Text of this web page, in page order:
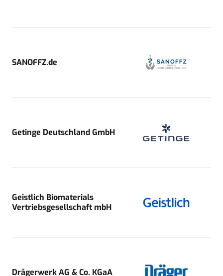
SANOFFZ.de
Getinge Deutschland GmbH
Geistlich Biomaterials
Vertriebsgesellschaft mbH
Drägerwerk AG & Co. KGaA